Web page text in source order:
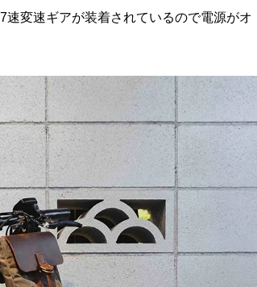
変速ギアが装着されているので電源がオ